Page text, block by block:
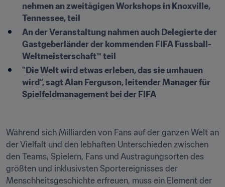
nehmen an zweitägigen Workshops in Knoxville,
Tennessee, teil
An der Veranstaltung nahmen auch Delegierte der
Gastgeberländer der kommenden FIFA Fussball-
Weltmeisterschaft™ teil
"Die Welt wird etwas erleben, das sie umhauen
wird“, sagt Alan Ferguson, leitender Manager für
Spielfeldmanagement bei der FIFA
Während sich Milliarden von Fans auf der ganzen Welt an
der Vielfalt und den lebhaften Unterschieden zwischen
den Teams, Spielern, Fans und Austragungsorten des
größten und inklusivsten Sportereignisses der
Menschheitsgeschichte erfreuen, muss ein Element der